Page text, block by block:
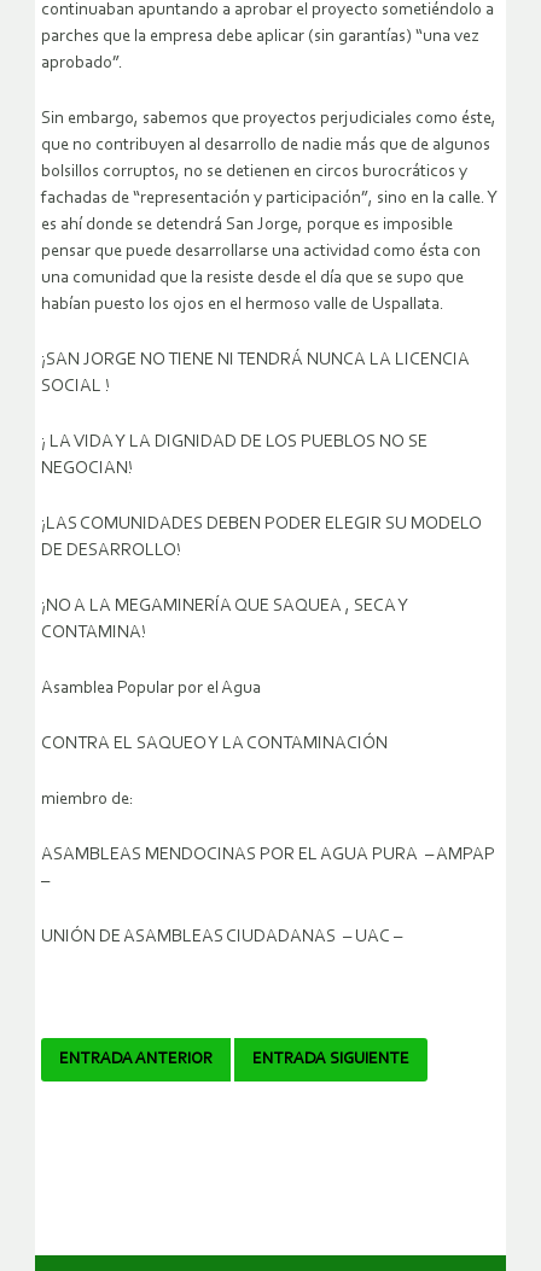
continuaban apuntando a aprobar el proyecto sometiéndolo a
parches que la empresa debe aplicar (sin garantías) “una vez
aprobado”.
Sin embargo, sabemos que proyectos perjudiciales como éste,
que no contribuyen al desarrollo de nadie más que de algunos
bolsillos corruptos, no se detienen en circos burocráticos y
fachadas de “representación y participación”, sino en la calle. Y
es ahí donde se detendrá San Jorge, porque es imposible
pensar que puede desarrollarse una actividad como ésta con
una comunidad que la resiste desde el día que se supo que
habían puesto los ojos en el hermoso valle de Uspallata.
¡SAN JORGE NO TIENE NI TENDRÁ NUNCA LA LICENCIA
SOCIAL !
¡ LA VIDA Y LA DIGNIDAD DE LOS PUEBLOS NO SE
NEGOCIAN!
¡LAS COMUNIDADES DEBEN PODER ELEGIR SU MODELO
DE DESARROLLO!
¡NO A LA MEGAMINERÍA QUE SAQUEA , SECA Y
CONTAMINA!
Asamblea Popular por el Agua
CONTRA EL SAQUEO Y LA CONTAMINACIÓN
miembro de:
ASAMBLEAS MENDOCINAS POR EL AGUA PURA – AMPAP
–
UNIÓN DE ASAMBLEAS CIUDADANAS – UAC –
Navegador
ENTRADA ANTERIOR ENTRADA SIGUIENTE